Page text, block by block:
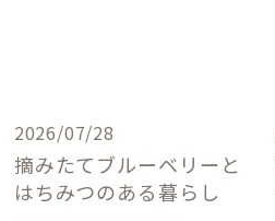
2026/07/28
摘みたてブルーベリーと
はちみつのある暮らし